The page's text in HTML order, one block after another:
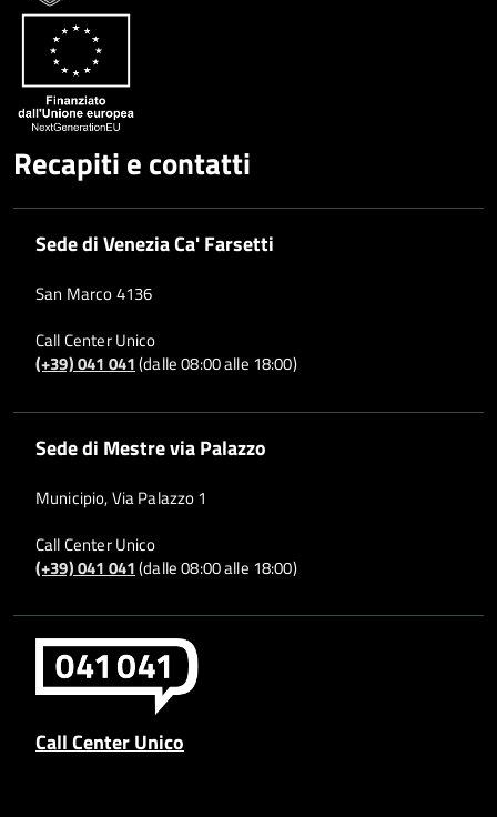
Recapiti e contatti
Sede di Venezia Ca' Farsetti
San Marco 4136
Call Center Unico
(+39) 041 041(dalle 08:00 alle 18:00)
Sede di Mestre via Palazzo
Municipio, Via Palazzo 1
Call Center Unico
(+39) 041 041(dalle 08:00 alle 18:00)
Call Center Unico